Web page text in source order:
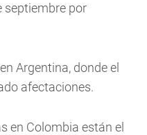
septiembre por
Argentina, donde el
afectaciones.
en Colombia están el